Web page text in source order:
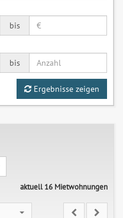
bis
bis
Ergebnisse zeigen
aktuell 16 Mietwohnungen